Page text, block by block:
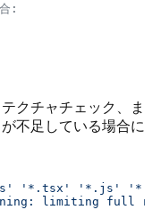
:
クチャチェック、ま
不足している場合に
'*.tsx' '*.js'
limiting full